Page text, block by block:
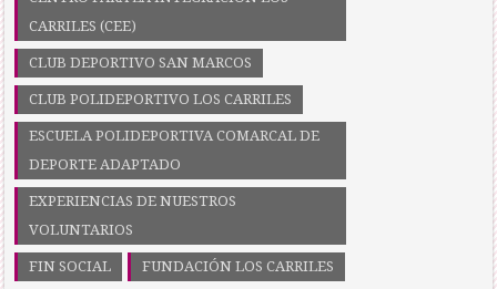
CARRILES (CEE)
CLUB DEPORTIVO SAN MARCOS
CLUB POLIDEPORTIVO LOS CARRILES
ESCUELA POLIDEPORTIVA COMARCAL DE
DEPORTE ADAPTADO
EXPERIENCIAS DE NUESTROS
VOLUNTARIOS
FIN SOCIAL FUNDACIÓN LOS CARRILES